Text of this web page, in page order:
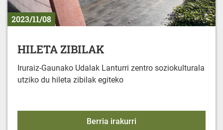
2023/11/08
HILETA ZIBILAK
Iruraiz-Gaunako Udalak Lanturri zentro soziokulturala
utziko du hileta zibilak egiteko
Berria irakurri